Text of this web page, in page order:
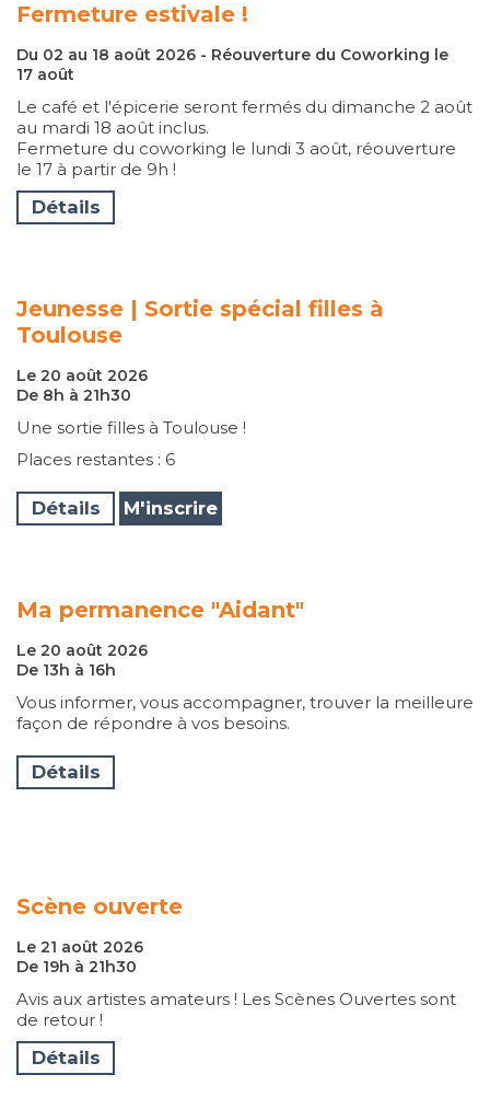
Fermeture estivale !
Du 02 au 18 août 2026 - Réouverture du Coworking le
17 août
Le café et l'épicerie seront fermés du dimanche 2 août
au mardi 18 août inclus.
Fermeture du coworking le lundi 3 août, réouverture
le 17 à partir de 9h !
Détails
Jeunesse | Sortie spécial filles à
Toulouse
Le 20 août 2026
De 8h à 21h30
Une sortie filles à Toulouse !
Places restantes : 6
Détails M'inscrire
Ma permanence "Aidant"
Le 20 août 2026
De 13h à 16h
Vous informer, vous accompagner, trouver la meilleure
façon de répondre à vos besoins.
Détails
Scène ouverte
Le 21 août 2026
De 19h à 21h30
Avis aux artistes amateurs ! Les Scènes Ouvertes sont
de retour !
Détails